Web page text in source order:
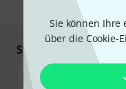
Sie können
über die Cookie-
Sicher einkaufen &